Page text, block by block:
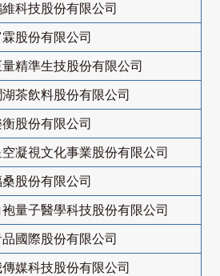
維科技股份有限公司
股份有限公司
量精準生技股份有限公司
茶飲料股份有限公司
股份有限公司
凝視文化事業股份有限公司
股份有限公司
袍量子醫學科技股份有限公司
國際股份有限公司
媒科技股份有限公司